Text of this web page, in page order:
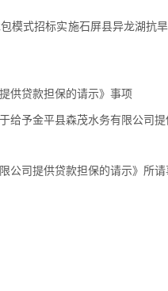
模式招标实施石屏县异龙湖抗
供贷款担保的请示》事项
予金平县森茂水务有限公司提
公司提供贷款担保的请示》所请